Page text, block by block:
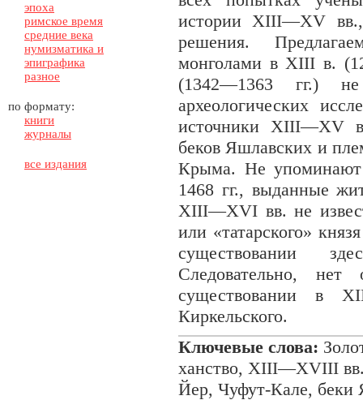
эпоха
римское время
средние века
нумизматика и
эпиграфика
разное
по формату:
книги
журналы
все издания
истории XIII—XV
решения.
монголами в XIII в.
(1342—1363 гг.) не
археологических
источники XIII—XV
беков Яшлавских и
Крыма. Не
1468 гг., выданные
XIII—XVI вв. не
или «татарского»
существовании
Следовательно,
существовании в
Киркельского.
Ключевые слова:
ханство, XIII—XVIII
Йер, Чуфут-Кале,